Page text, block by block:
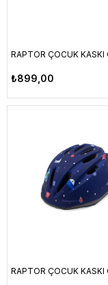
₺899,00